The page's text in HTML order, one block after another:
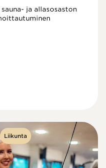
ja allasosaston
Liikunta